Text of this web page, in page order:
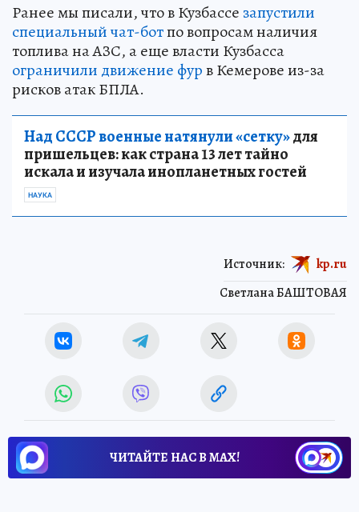
Ранее мы писали, что в Кузбассе запустили
специальный чат-ботпо вопросам наличия
топлива на АЗС, а еще власти Кузбасса
ограничили движение фурв Кемерове из-за
рисков атак БПЛА.
Над СССР военные натянули «сетку»для
пришельцев: как страна 13 лет тайно
искала и изучала инопланетных гостей
НАУКА
Светлана БАШТОВАЯ
Источник: kp.ru
ЧИТАЙТЕ НАС В МАХ!